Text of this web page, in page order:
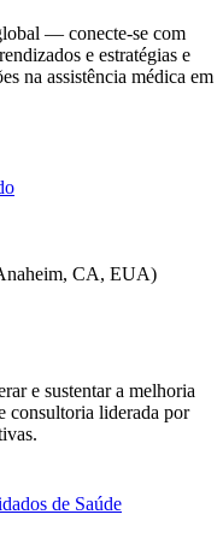
— conecte-se com
e estratégias e
na assistência médica em
CA, EUA)
e sustentar a melhoria
consultoria liderada por
de Saúde